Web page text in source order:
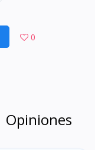
0
Opiniones